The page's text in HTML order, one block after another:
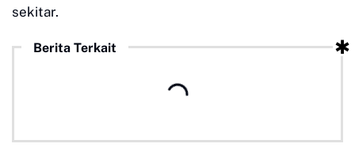
sekitar.
Berita Terkait